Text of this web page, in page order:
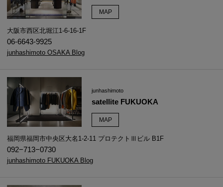
MAP
大阪市西区北堀江1-6-16-1F
06-6643-9925
junhashimoto OSAKA Blog
junhashimoto
satellite FUKUOKA
MAP
福岡県福岡市中央区大名1-2-11 プロテクトⅢビル B1F
092−713−0730
junhashimoto FUKUOKA Blog